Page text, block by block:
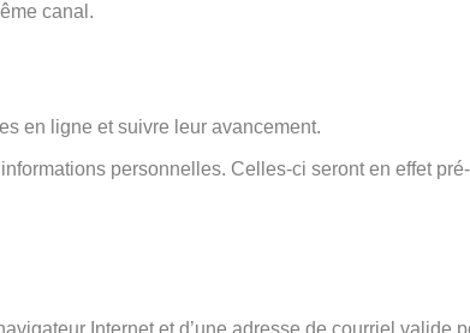
canal.
en ligne et suivre leur avancement.
personnelles. Celles-ci seront en effet
Internet et d’une adresse de courriel valide